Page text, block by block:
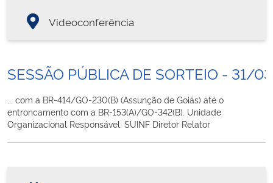
Videoconferência
SESSÃO PÚBLICA DE SORTEIO - 31/
... com a BR-414/GO-230(B) (Assunção de Goiás) até o
entroncamento com a BR-153(A)/GO-342(B). Unidade
Organizacional Responsável: SUINF Diretor Relator